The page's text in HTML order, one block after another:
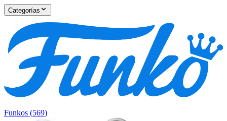
Categorías
Funkos (569)